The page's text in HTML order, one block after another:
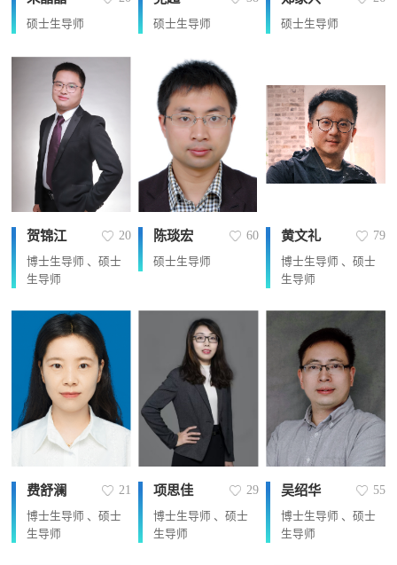
硕士生导师 硕士生导师 硕士生导师
贺锦江 20
博士生导师 、硕士
生导师
陈琰宏 60
硕士生导师
黄文礼 79
博士生导师 、硕士
生导师
费舒澜 21
博士生导师 、硕士
生导师
项思佳 29
博士生导师 、硕士
生导师
吴绍华 55
博士生导师 、硕士
生导师